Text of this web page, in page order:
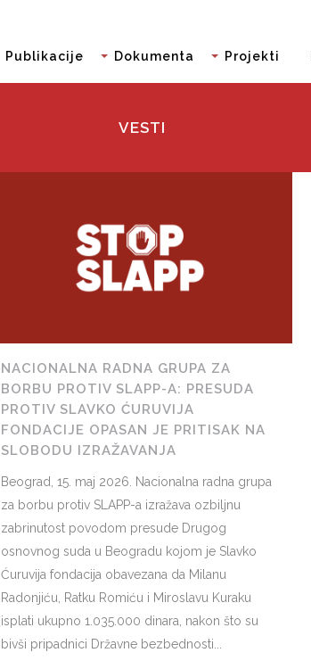
Publikacije Dokumenta Projekti
VESTI
NACIONALNA RADNA GRUPA ZA
BORBU PROTIV SLAPP-A: PRESUDA
PROTIV SLAVKO ĆURUVIJA
FONDACIJE OPASAN JE PRITISAK NA
SLOBODU IZRAŽAVANJA
Beograd, 15. maj 2026. Nacionalna radna grupa
za borbu protiv SLAPP-a izražava ozbiljnu
zabrinutost povodom presude Drugog
osnovnog suda u Beogradu kojom je Slavko
Ćuruvija fondacija obavezana da Milanu
Radonjiću, Ratku Romiću i Miroslavu Kuraku
isplati ukupno 1.035.000 dinara, nakon što su
bivši pripadnici Državne bezbednosti...